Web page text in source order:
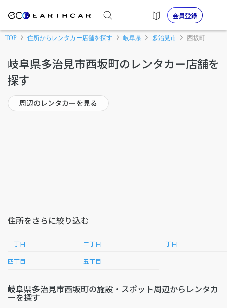
会員登録
TOP 住所からレンタカー店舗を探す 岐阜県 多治見市 西坂町
岐阜県多治見市西坂町のレンタカー店舗を
探す
周辺のレンタカーを見る
住所をさらに絞り込む
一丁目 二丁目 三丁目
四丁目 五丁目
岐阜県多治見市西坂町の施設・スポット周辺からレンタカ
ーを探す